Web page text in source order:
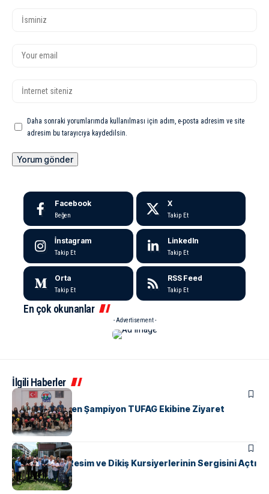
Daha sonraki yorumlarımda kullanılması için adım, e-posta adresim ve site
adresim bu tarayıcıya kaydedilsin.
Facebook
Beğen
X
Takip Et
İnstagram
Takip Et
LinkedIn
Takip Et
Orta
Takip Et
RSS Feed
Takip Et
En çok okunanlar
- Advertisement -
İlgili Haberler
ÇIFTLIKKÖY
Başkan Yele’den Şampiyon TUFAG Ekibine Ziyaret
ÇIFTLIKKÖY
Başkan Yele, Resim ve Dikiş Kursiyerlerinin Sergisini Açtı